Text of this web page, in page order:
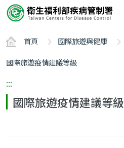
要
容
ALT+C
首頁 國際旅遊與健康
國際旅遊疫情建議等級
:::
國際旅遊疫情建議等級